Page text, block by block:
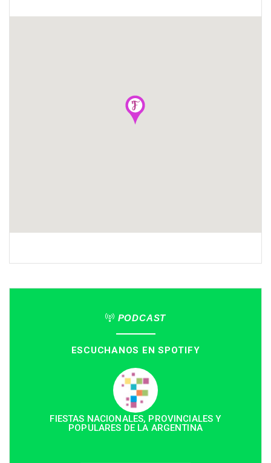
PODCAST
ESCUCHANOS EN SPOTIFY
FIESTAS NACIONALES, PROVINCIALES Y
POPULARES DE LA ARGENTINA